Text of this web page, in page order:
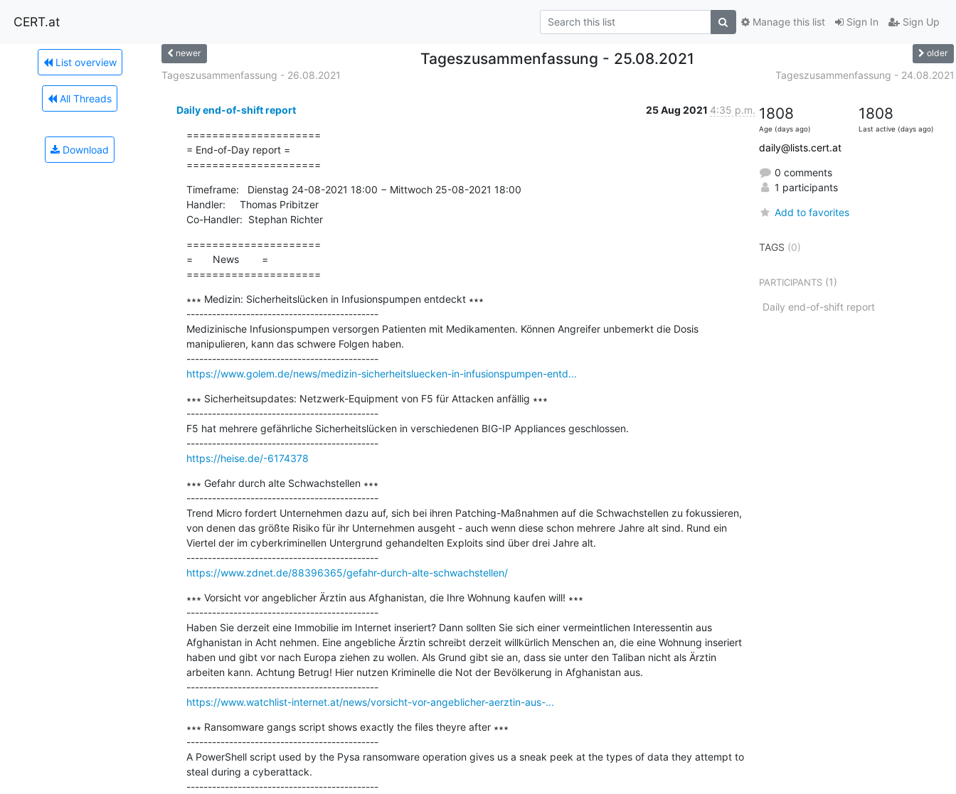
CERT.at Sign In Sign Up
Manage this list
List overview
All Threads
Download
newer Tageszusammenfassung - 25.08.2021 older
Tageszusammenfassung - 26.08.2021 Tageszusammenfassung - 24.08.2021
Daily end-of-shift report 25 Aug 2021 4:35 p.m.
=====================
= End-of-Day report =
=====================
Timeframe:   Dienstag 24-08-2021 18:00 − Mittwoch 25-08-2021 18:00
Handler:     Thomas Pribitzer
Co-Handler:  Stephan Richter
=====================
=       News        =
=====================
∗∗∗ Medizin: Sicherheitslücken in Infusionspumpen entdeckt ∗∗∗
---------------------------------------------
Medizinische Infusionspumpen versorgen Patienten mit Medikamenten. Können Angreifer unbemerkt die Dosis
manipulieren, kann das schwere Folgen haben.
---------------------------------------------
https://www.golem.de/news/medizin-sicherheitsluecken-in-infusionspumpen-entd...
∗∗∗ Sicherheitsupdates: Netzwerk-Equipment von F5 für Attacken anfällig ∗∗∗
---------------------------------------------
F5 hat mehrere gefährliche Sicherheitslücken in verschiedenen BIG-IP Appliances geschlossen.
---------------------------------------------
https://heise.de/-6174378
∗∗∗ Gefahr durch alte Schwachstellen ∗∗∗
---------------------------------------------
Trend Micro fordert Unternehmen dazu auf, sich bei ihren Patching-Maßnahmen auf die Schwachstellen zu fokussieren,
von denen das größte Risiko für ihr Unternehmen ausgeht - auch wenn diese schon mehrere Jahre alt sind. Rund ein
Viertel der im cyberkriminellen Untergrund gehandelten Exploits sind über drei Jahre alt.
---------------------------------------------
https://www.zdnet.de/88396365/gefahr-durch-alte-schwachstellen/
∗∗∗ Vorsicht vor angeblicher Ärztin aus Afghanistan, die Ihre Wohnung kaufen will! ∗∗∗
---------------------------------------------
Haben Sie derzeit eine Immobilie im Internet inseriert? Dann sollten Sie sich einer vermeintlichen Interessentin aus
Afghanistan in Acht nehmen. Eine angebliche Ärztin schreibt derzeit willkürlich Menschen an, die eine Wohnung inseriert
haben und gibt vor nach Europa ziehen zu wollen. Als Grund gibt sie an, dass sie unter den Taliban nicht als Ärztin
arbeiten kann. Achtung Betrug! Hier nutzen Kriminelle die Not der Bevölkerung in Afghanistan aus.
---------------------------------------------
https://www.watchlist-internet.at/news/vorsicht-vor-angeblicher-aerztin-aus-...
∗∗∗ Ransomware gangs script shows exactly the files theyre after ∗∗∗
---------------------------------------------
A PowerShell script used by the Pysa ransomware operation gives us a sneak peek at the types of data they attempt to
steal during a cyberattack.
---------------------------------------------
1808
Age (days ago)
1808
Last active (days ago)
daily@lists.cert.at
0 comments
1 participants
Add to favorites
TAGS (0)
PARTICIPANTS(1)
Daily end-of-shift report